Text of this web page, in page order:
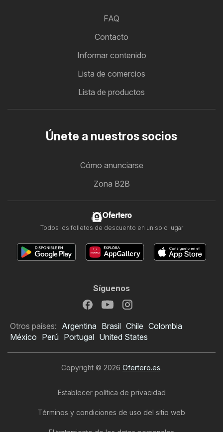
FAQ
Contacto
Informar contenido
Lista de comercios
Lista de productos
Únete a nuestros socios
Cómo anunciarse
Zona B2B
Ofertero
Todos los folletos de descuento en un solo lugar
Síguenos
Otros países: Argentina Brasil Chile Colombia
México Perú Portugal United States
Copyright © 2026 Ofertero.es.
Establecer política de privacidad
Términos y condiciones de uso del sitio web